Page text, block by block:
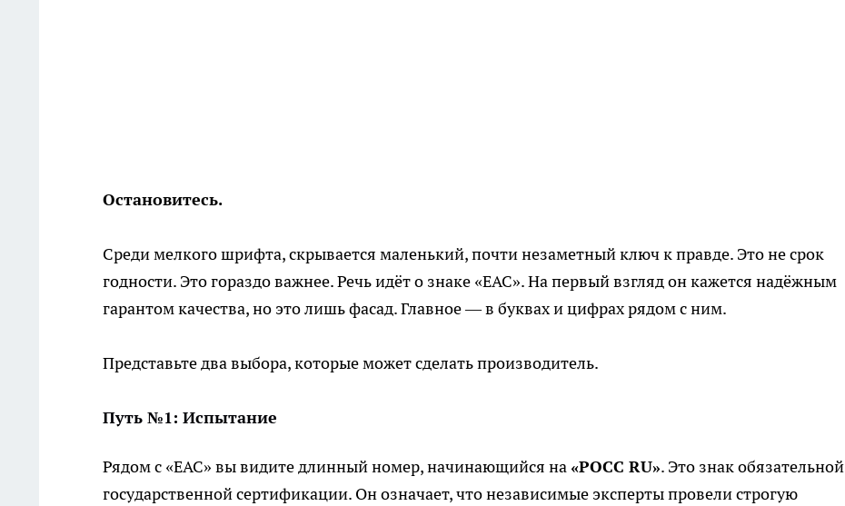
Остановитесь.
Среди мелкого шрифта, скрывается маленький, почти незаметный ключ к правде. Это не срок
годности. Это гораздо важнее. Речь идёт о знаке «ЕАС». На первый взгляд он кажется надёжным
гарантом качества, но это лишь фасад. Главное — в буквах и цифрах рядом с ним.
Представьте два выбора, которые может сделать производитель.
Путь №1: Испытание
Рядом с «ЕАС» вы видите длинный номер, начинающийся на «РОСС RU». Это знак обязательной
государственной сертификации. Он означает, что независимые эксперты провели строгую